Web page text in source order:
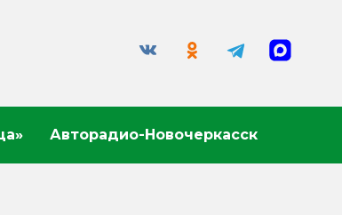
Авторадио-Новочеркасск